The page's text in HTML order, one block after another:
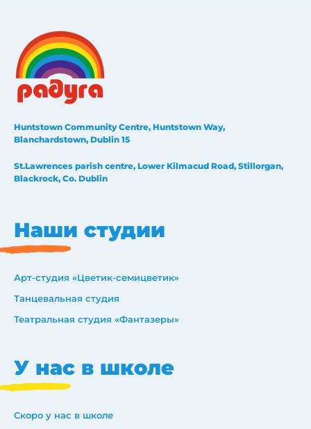
Huntstown Community Centre, Huntstown Way,
Blanchardstown, Dublin 15
St.Lawrences parish centre, Lower Kilmacud Road, Stillorgan,
Blackrock, Co. Dublin
Наши студии
Арт-студия «Цветик-семицветик»
Танцевальная студия
Театральная студия «Фантазеры»
У нас в школе
Скоро у нас в школе